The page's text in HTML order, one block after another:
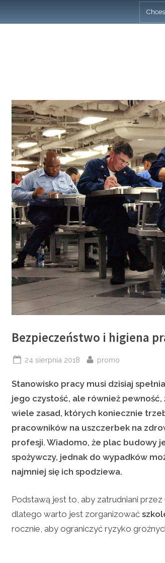
Bezpieczeństwo i higiena
Posted
24 sierpnia 2018 By
promo
Stanowisko pracy musi dzisiaj
jego czystość, ale również
wiele zasad, których koniecznie
pracowników na uszczerbek na
profesji. Wiadomo, że plac budowy
spożywczy, jednak do wypadków
najmniej się ich spodziewa.
Podstawą jest to, aby zatrudniani
dlatego warto jest zorganizować
rocznie, aby ograniczyć ryzyko